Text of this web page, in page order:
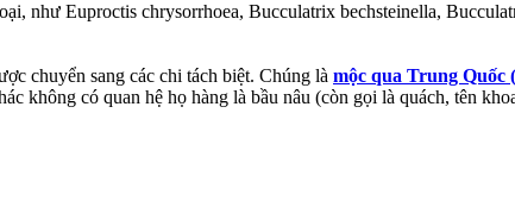
như Euproctis chrysorrhoea, Bucculatrix bechsteinella,
chuyển sang các chi tách biệt. Chúng là mộc qua Trung Quốc
không có quan hệ họ hàng là bầu nâu (còn gọi là quách, tên